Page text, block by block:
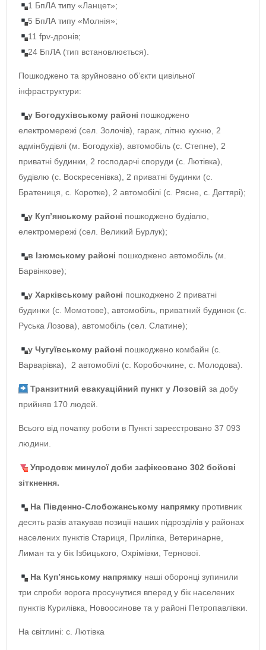
1 БпЛА типу «Ланцет»;
5 БпЛА типу «Молнія»;
11 fpv-дронів;
24 БпЛА (тип встановлюється).
Пошкоджено та зруйновано обʼєкти цивільної
інфраструктури:
у Богодухівському районі пошкоджено
електромережі (сел. Золочів), гараж, літню кухню, 2
адмінбудівлі (м. Богодухів), автомобіль (с. Степне), 2
приватні будинки, 2 господарчі споруди (с. Лютівка),
будівлю (с. Воскресенівка), 2 приватні будинки (с.
Братениця, с. Коротке), 2 автомобілі (с. Рясне, с. Дегтярі);
у Куп’янському районі пошкоджено будівлю,
електромережі (сел. Великий Бурлук);
в Ізюмському районі пошкоджено автомобіль (м.
Барвінкове);
у Харківському районі пошкоджено 2 приватні
будинки (с. Момотове), автомобіль, приватний будинок (с.
Руська Лозова), автомобіль (сел. Слатине);
у Чугуївському районі пошкоджено комбайн (с.
Варварівка), 2 автомобілі (с. Коробочкине, с. Молодова).
Транзитний евакуаційний пункт у Лозовій за добу
прийняв 170 людей.
Всього від початку роботи в Пункті зареєстровано 37 093
людини.
Упродовж минулої доби зафіксовано 302 бойові
зіткнення.
На Південно-Слобожанському напрямкупротивник
десять разів атакував позиції наших підрозділів у районах
населених пунктів Стариця, Приліпка, Ветеринарне,
Лиман та у бік Ізбицького, Охрімівки, Тернової.
На Куп’янському напрямкунаші оборонці зупинили
три спроби ворога просунутися вперед у бік населених
пунктів Курилівка, Новоосинове та у районі Петропавлівки.
На світлині: с. Лютівка